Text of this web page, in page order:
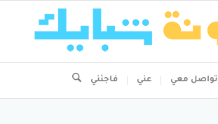
تواصل معي عني فاجئني